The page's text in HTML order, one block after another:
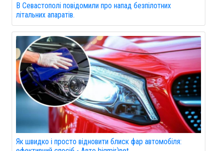
В Севастополі повідомили про напад безпілотних
літальних апаратів.
Як швидко і просто відновити блиск фар автомобіля: